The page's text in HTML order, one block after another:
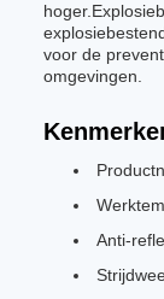
voor de
omgevingen.
Anti-